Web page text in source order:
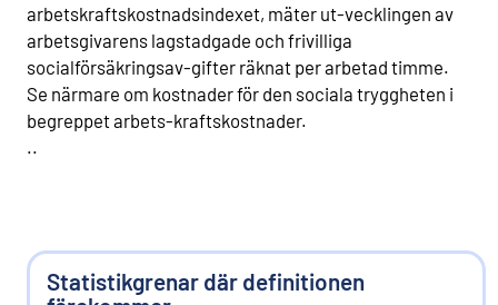
arbetskraftskostnadsindexet, mäter ut-vecklingen av
arbetsgivarens lagstadgade och frivilliga
socialförsäkringsav-gifter räknat per arbetad timme.
Se närmare om kostnader för den sociala tryggheten i
begreppet arbets-kraftskostnader.
..
Statistikgrenar där definitionen